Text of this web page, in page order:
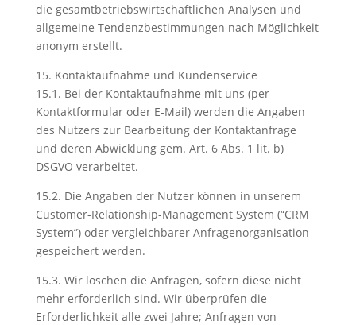
die gesamtbetriebswirtschaftlichen Analysen und
allgemeine Tendenzbestimmungen nach Möglichkeit
anonym erstellt.
15. Kontaktaufnahme und Kundenservice
15.1. Bei der Kontaktaufnahme mit uns (per
Kontaktformular oder E-Mail) werden die Angaben
des Nutzers zur Bearbeitung der Kontaktanfrage
und deren Abwicklung gem. Art. 6 Abs. 1 lit. b)
DSGVO verarbeitet.
15.2. Die Angaben der Nutzer können in unserem
Customer-Relationship-Management System (“CRM
System”) oder vergleichbarer Anfragenorganisation
gespeichert werden.
15.3. Wir löschen die Anfragen, sofern diese nicht
mehr erforderlich sind. Wir überprüfen die
Erforderlichkeit alle zwei Jahre; Anfragen von